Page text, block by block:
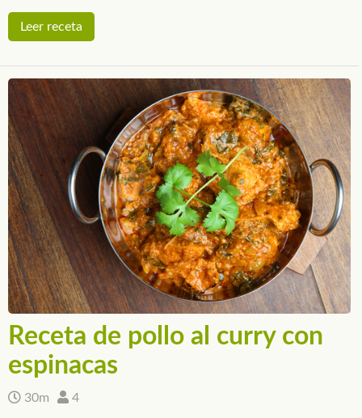
Leer receta
Receta de pollo al curry con
espinacas
30m 4